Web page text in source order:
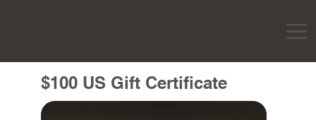
$100 US Gift Certificate